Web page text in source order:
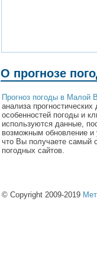
О прогнозе
Прогноз погоды в Малой
анализа
особенностей погоды и
используются данные,
возможным обновление и
что Вы получаете самый
погодных сайтов.
© Copyright 2009-2019